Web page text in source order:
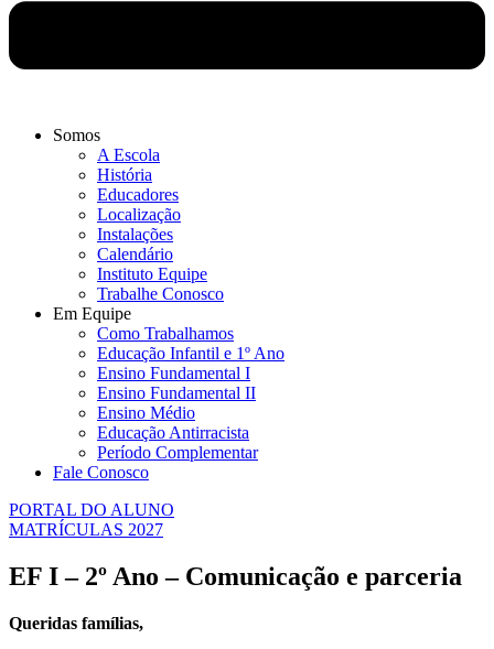
Somos
A Escola
História
Educadores
Localização
Instalações
Calendário
Instituto Equipe
Trabalhe Conosco
Em Equipe
Como Trabalhamos
Educação Infantil e 1º Ano
Ensino Fundamental I
Ensino Fundamental II
Ensino Médio
Educação Antirracista
Período Complementar
Fale Conosco
PORTAL DO ALUNO
MATRÍCULAS 2027
EF I – 2º Ano – Comunicação e parceria
Queridas famílias,